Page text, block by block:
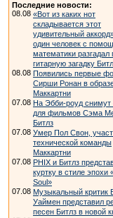
Последние новости:
08.08 «Вот из каких нот
складывается этот
удивительный
один человек с
математики разгадал
гитарную загадку
08.08 Появились первые
Сирши Ронан в
Маккартни
07.08 На Эбби-роуд снимут
для фильмов Сэма
Битлз
07.08 Умер Пол Свон,
технической команды
Маккартни
07.08 PHIX и Битлз
куртку в стиле эпохи
Soul»
07.08 Музыкальный критик
Уаймен представил
песен Битлз в новой